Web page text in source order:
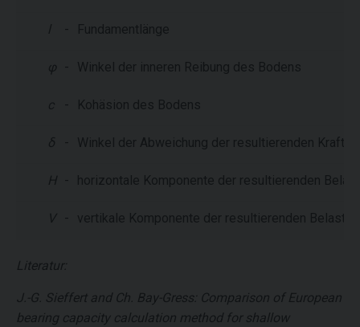
l - Fundamentlänge
φ - Winkel der inneren Reibung des Bodens
c - Kohäsion des Bodens
δ - Winkel der Abweichung der resultierenden Kraft
H - horizontale Komponente der resultierenden
V - vertikale Komponente der resultierenden
Literatur:
J.-G. Sieffert and Ch. Bay-Gress: Comparison of European
bearing capacity calculation method for shallow